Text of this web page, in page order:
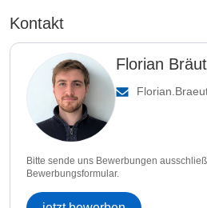
Kontakt
Florian
Bitte sende uns Bewerbungen
Bewerbungsformular.